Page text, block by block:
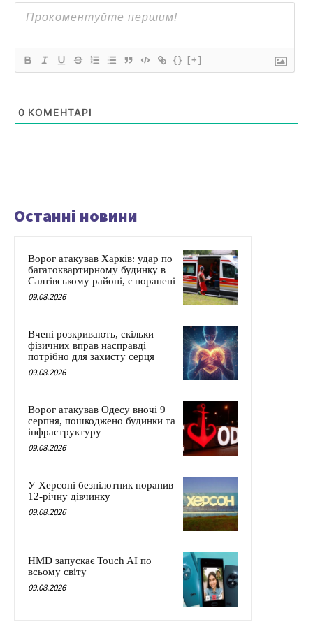
{} [+]
0 КОМЕНТАРІ
Останні новини
Ворог атакував Харків: удар по
багатоквартирному будинку в
Салтівському районі, є поранені
09.08.2026
Вчені розкривають, скільки
фізичних вправ насправді
потрібно для захисту серця
09.08.2026
Ворог атакував Одесу вночі 9
серпня, пошкоджено будинки та
інфраструктуру
09.08.2026
У Херсоні безпілотник поранив
12-річну дівчинку
09.08.2026
HMD запускає Touch AI по
всьому світу
09.08.2026